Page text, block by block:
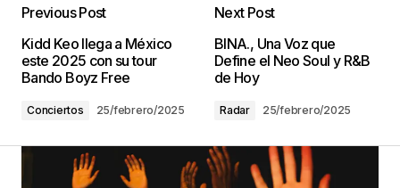
Previous Post
Kidd Keo llega a México
este 2025 con su tour
Bando Boyz Free
Conciertos 25/febrero/2025
Next Post
BINA., Una Voz que
Define el Neo Soul y R&B
de Hoy
Radar 25/febrero/2025